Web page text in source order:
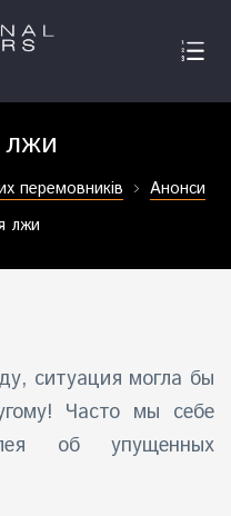
лжи
перемовників
Анонси
лжи
ситуация могла бы
Часто мы себе
об упущенных